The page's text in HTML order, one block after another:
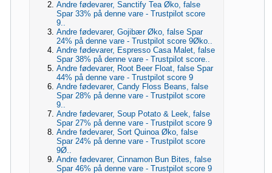
Andre fødevarer, Sanctify Tea Øko, false
Spar 33% på denne vare - Trustpilot score
9..
Andre fødevarer, Gojibær Øko, false Spar
24% på denne vare - Trustpilot score 9Øko..
Andre fødevarer, Espresso Casa Malet, false
Spar 38% på denne vare - Trustpilot score..
Andre fødevarer, Root Beer Float, false Spar
44% på denne vare - Trustpilot score 9
Andre fødevarer, Candy Floss Beans, false
Spar 28% på denne vare - Trustpilot score
9..
Andre fødevarer, Soup Potato & Leek, false
Spar 27% på denne vare - Trustpilot score 9
Andre fødevarer, Sort Quinoa Øko, false
Spar 24% på denne vare - Trustpilot score
9Ø..
Andre fødevarer, Cinnamon Bun Bites, false
Spar 46% på denne vare - Trustpilot score 9